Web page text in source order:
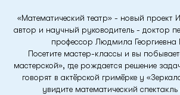
«Математический театр» - новый проект
автор и научный руководитель - доктор
профессор Людмила Георгиевна
Посетите мастер-классы и вы
мастерской», где рождается решение
говорят в актёрской гримёрке у
увидите математический